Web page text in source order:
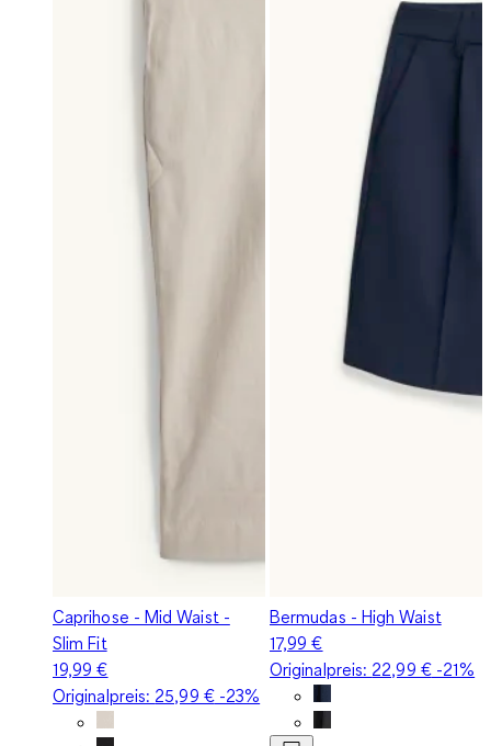
Caprihose - Mid Waist -
Slim Fit
19,99 €
Originalpreis: 25,99 €-23%
Bermudas - High Waist
17,99 €
Originalpreis: 22,99 €-21%